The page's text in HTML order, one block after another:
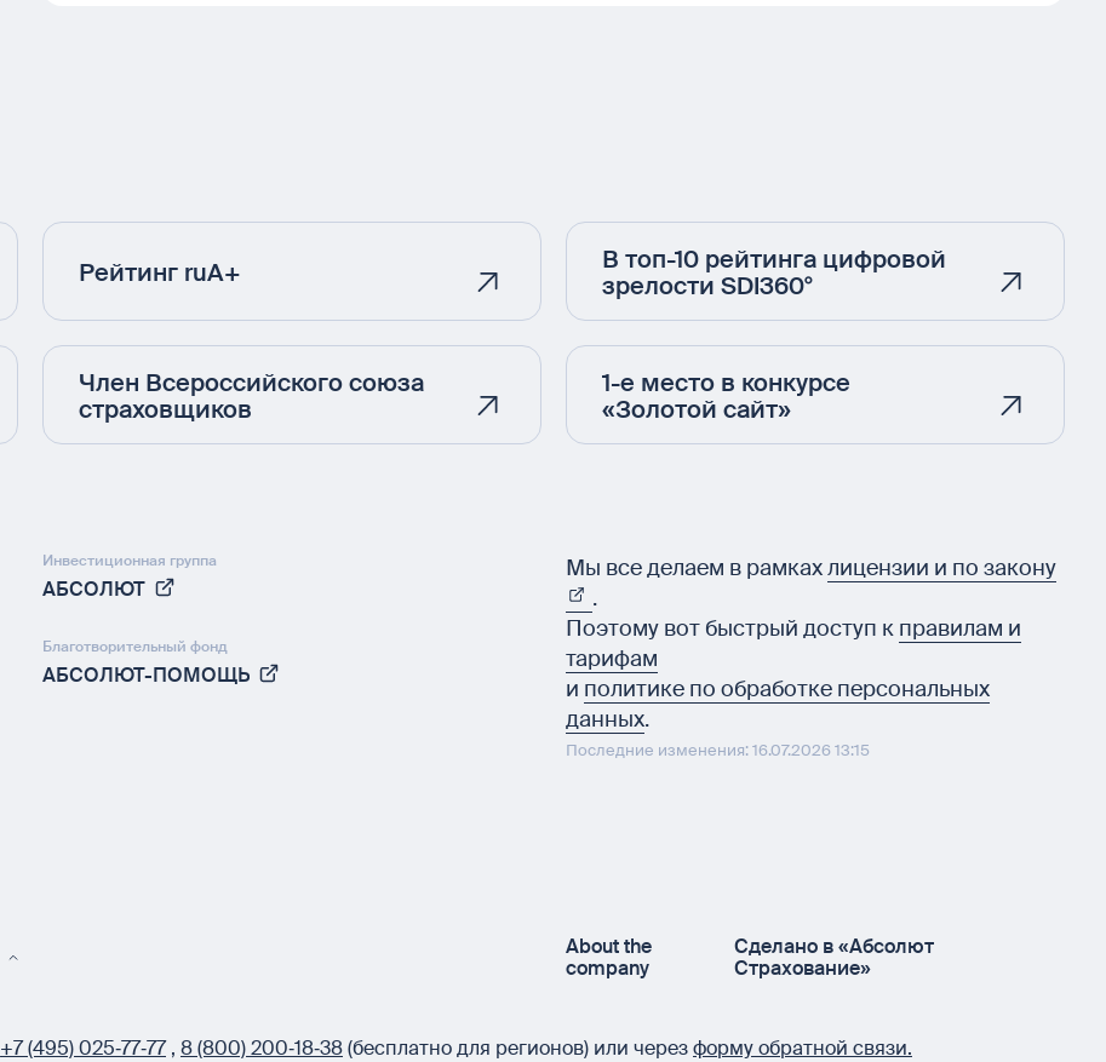
Рейтинг ruA+
Член Всероссийского союза
страховщиков
В топ-10 рейтинга цифровой
зрелости SDI360°
1-е место в конкурсе
«Золотой сайт»
Инвестиционная группа
АБСОЛЮТ
Благотворительный фонд
АБСОЛЮТ-ПОМОЩЬ
Мы все делаем в рамкахлицензии и по закону
.
Поэтому вот быстрый доступ к правилам и
тарифам
и политике по обработке персональных
данных.
Последние изменения: 16.07.2026 13:15
About the
company
Сделано в «Абсолют
Страхование»
+7 (495) 025‑77‑77 , 8 (800) 200‑18‑38(бесплатно для регионов) или черезформу обратной связи.